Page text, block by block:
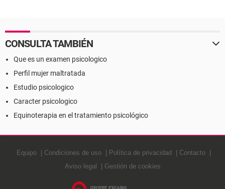
CONSULTA TAMBIÉN
Que es un examen psicologico
Perfil mujer maltratada
Estudio psicologico
Caracter psicologico
Equinoterapia en el tratamiento psicológico
Equipo Condiciones de uso Política de privacidad
Contacto
Aviso legal
Gestión de cookies